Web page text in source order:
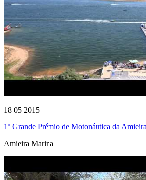
18 05 2015
1º Grande Prémio de Motonáutica da
Amieira Marina